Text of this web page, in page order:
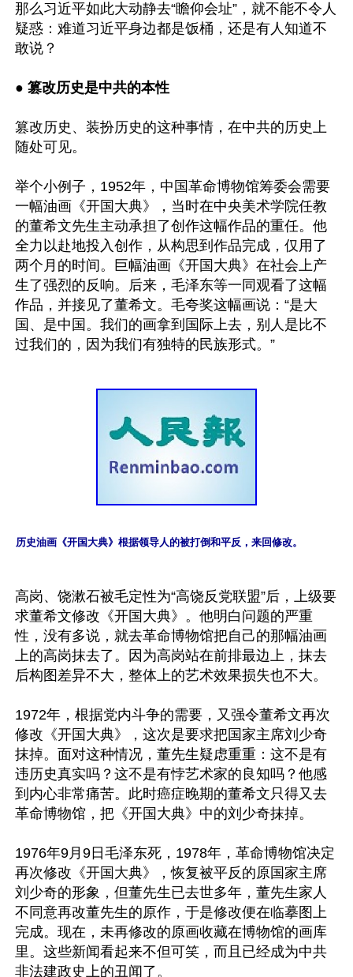
那么习近平如此大动静去“瞻仰会址”，就不能不令人
疑惑：难道习近平身边都是饭桶，还是有人知道不
敢说？
● 篡改历史是中共的本性
篡改历史、装扮历史的这种事情，在中共的历史上
随处可见。
举个小例子，1952年，中国革命博物馆筹委会需要
一幅油画《开国大典》，当时在中央美术学院任教
的董希文先生主动承担了创作这幅作品的重任。他
全力以赴地投入创作，从构思到作品完成，仅用了
两个月的时间。巨幅油画《开国大典》在社会上产
生了强烈的反响。后来，毛泽东等一同观看了这幅
作品，并接见了董希文。毛夸奖这幅画说：“是大
国、是中国。我们的画拿到国际上去，别人是比不
历史油画《开国大典》根据领导人的被打倒和平反，来回修改。
高岗、饶漱石被毛定性为“高饶反党联盟”后，上级要
求董希文修改《开国大典》。他明白问题的严重
性，没有多说，就去革命博物馆把自己的那幅油画
上的高岗抹去了。因为高岗站在前排最边上，抹去
后构图差异不大，整体上的艺术效果损失也不大。
1972年，根据党内斗争的需要，又强令董希文再次
修改《开国大典》，这次是要求把国家主席刘少奇
抹掉。面对这种情况，董先生疑虑重重：这不是有
违历史真实吗？这不是有悖艺术家的良知吗？他感
到内心非常痛苦。此时癌症晚期的董希文只得又去
革命博物馆，把《开国大典》中的刘少奇抹掉。
1976年9月9日毛泽东死，1978年，革命博物馆决定
再次修改《开国大典》，恢复被平反的原国家主席
刘少奇的形象，但董先生已去世多年，董先生家人
不同意再改董先生的原作，于是修改便在临摹图上
完成。现在，未再修改的原画收藏在博物馆的画库
里。这些新闻看起来不但可笑，而且已经成为中共